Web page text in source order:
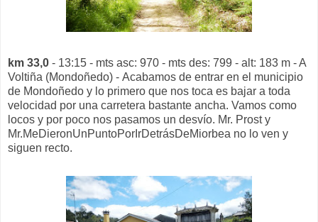
km 33,0 - 13:15 - mts asc: 970 - mts des: 799 - alt: 183 m - A
Voltiña (Mondoñedo) - Acabamos de entrar en el municipio
de Mondoñedo y lo primero que nos toca es bajar a toda
velocidad por una carretera bastante ancha. Vamos como
locos y por poco nos pasamos un desvío. Mr. Prost y
Mr.MeDieronUnPuntoPorIrDetrásDeMiorbea no lo ven y
siguen recto.